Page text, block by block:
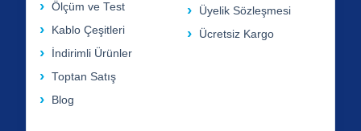
Ölçüm ve Test
Kablo Çeşitleri
İndirimli Ürünler
Toptan Satış
Blog
Üyelik Sözleşmesi
Ücretsiz Kargo